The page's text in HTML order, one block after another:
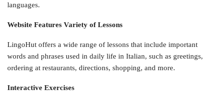
languages.
Website Features Variety of Lessons
LingoHut offers a wide range of lessons that include important
words and phrases used in daily life in Italian, such as greetings,
ordering at restaurants, directions, shopping, and more.
Interactive Exercises